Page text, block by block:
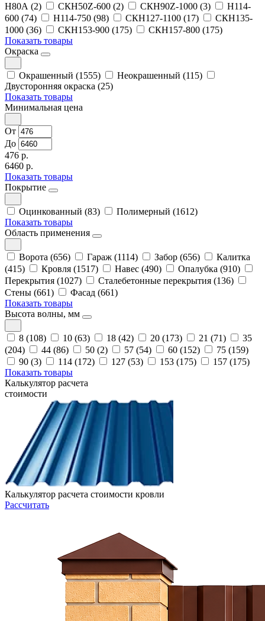
Н80А (2)
СКН50Z-600 (2) СКН90Z-1000 (3)
Н114-
600 (74)
Н114-750 (98) СКН127-1100 (17)
СКН135-
1000 (36)
СКН153-900 (175)
СКН157-800 (175)
Показать товары
Окраска
Окрашенный (1555)
Неокрашенный (115)
Двусторонняя окраска (25)
Показать товары
Минимальная цена
От
До
476 р.
6460 р.
Показать товары
Покрытие
Оцинкованный (83)
Полимерный (1612)
Показать товары
Область применения
Ворота (656) Гараж (1114) Забор (656)
Калитка
(415)
Кровля (1517) Навес (490)
Опалубка (910)
Перекрытия (1027)
Сталебетонные перекрытия (136)
Стены (661)
Фасад (661)
Показать товары
Высота волны, мм
8 (108) 10 (63) 18 (42) 20 (173) 21 (71)
35
(204)
44 (86) 50 (2) 57 (54) 60 (152)
75 (159)
90 (3)
114 (172) 127 (53) 153 (175)
157 (175)
Показать товары
Калькулятор расчета
стоимости
Калькулятор расчета стоимости кровли
Рассчитать